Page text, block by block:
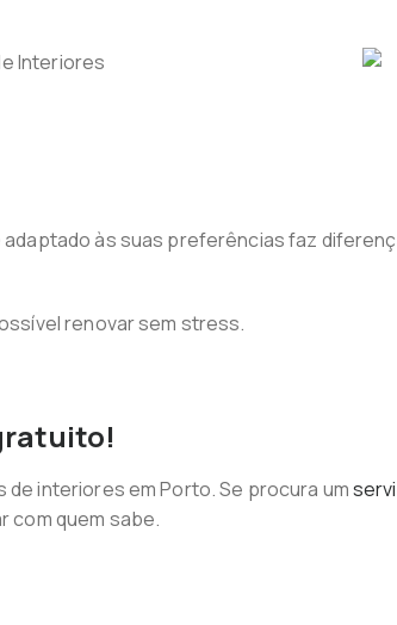
às suas preferências faz
renovar sem stress.
interiores em Porto. Se procura um
com quem sabe.